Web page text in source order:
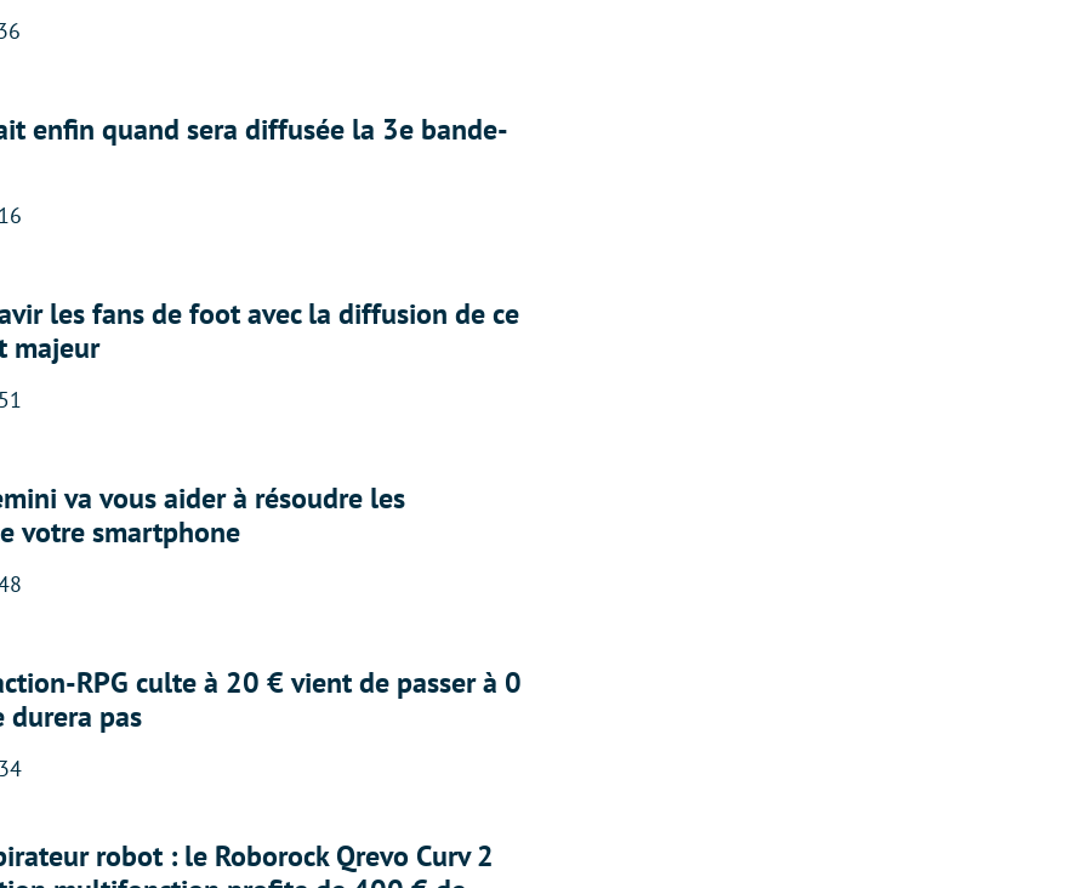
enfin quand sera diffusée la 3e bande-
les fans de foot avec la diffusion de ce
majeur
va vous aider à résoudre les
votre smartphone
RPG culte à 20 € vient de passer à 0
durera pas
robot : le Roborock Qrevo Curv 2